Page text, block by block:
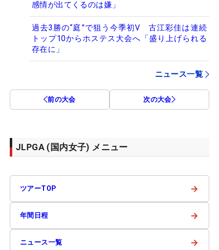
感情が出てくるのは嫌」
過去3勝の“庭”で狙う今季初V 古江彩佳は連続
トップ10からホステス大会へ「盛り上げられる
存在に」
ニュース一覧
前の大会 次の大会
JLPGA (国内女子) メニュー
ツアーTOP →
年間日程 →
ニュース一覧 →